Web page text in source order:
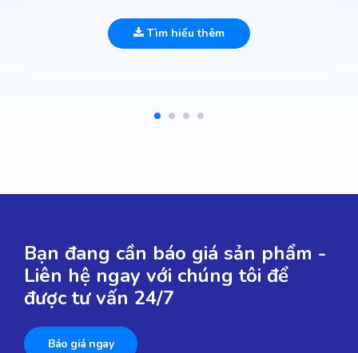
Tìm hiểu thêm
Bạn đang cần báo giá sản phẩm -
Liên hệ ngay với chúng tôi để
được tư vấn 24/7
Báo giá ngay